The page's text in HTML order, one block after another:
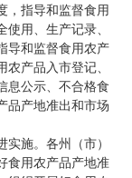
，指导和监督食用
用、生产记录、
导和监督食用农产
产品入市登记、
息公示、不合格食
品产地准出和市场
施。各州（市）
食用农产品产地准